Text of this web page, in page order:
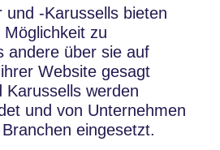
und -Karussells bieten
zu
andere über sie auf
Website gesagt
Karussells werden
und von Unternehmen
eingesetzt.